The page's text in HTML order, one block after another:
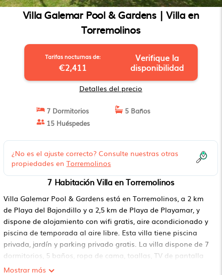
Villa Galemar Pool & Gardens | Villa en
Torremolinos
Tarifas nocturnas de:
€2,411
Verifique la
disponibilidad
Detalles del precio
7 Dormitorios
5 Baños
15 Huéspedes
¿No es el ajuste correcto? Consulte nuestras otras
propiedades en Torremolinos
7 Habitación Villa en Torremolinos
Villa Galemar Pool & Gardens está en Torremolinos, a 2 km
de Playa del Bajondillo y a 2,5 km de Playa de Playamar, y
dispone de alojamiento con wifi gratis, aire acondicionado y
piscina de temporada al aire libre. Esta villa tiene piscina
privada, jardín y parking privado gratis. La villa dispone de 7
dormitorios, 5 baños, ropa de cama, toallas, TV de pantalla
plana, cocina totalmente equipada y terraza con vistas al
Mostrar más